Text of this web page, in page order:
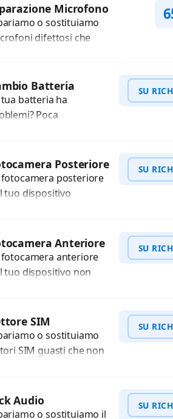
utilizzando
di...
Microfono
o sostituiamo
difettosi che
Diagnosi accurata e
di...
Batteria
tua batteria ha
Poca
esauriti?
la...
SU
Posteriore
fotocamera posteriore
tuo dispositivo
come immagini
messa a fuoco
funzionante,...
SU
Anteriore
fotocamera anteriore
tuo dispositivo non
con problemi
immagini sfocate,
a...
SU
SIM
o sostituiamo
SIM guasti che non
ricambi testati
SU
Audio
o sostituiamo il
SU